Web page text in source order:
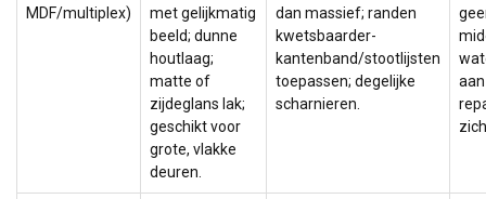
MDF/multiplex)
met gelijkmatig
beeld; dunne
houtlaag;
matte of
zijdeglans lak;
geschikt voor
grote, vlakke
deuren.
dan massief; randen
kwetsbaarder-
kantenband/stootlijsten
toepassen; degelijke
scharnieren.